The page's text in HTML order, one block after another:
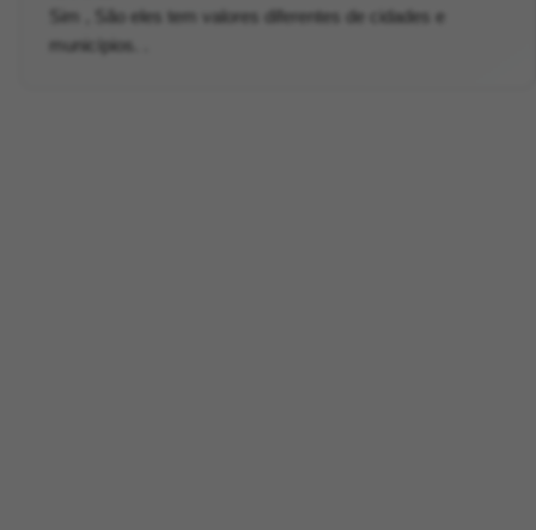
Sim , São eles tem valores diferentes de cidades e
municípios. .